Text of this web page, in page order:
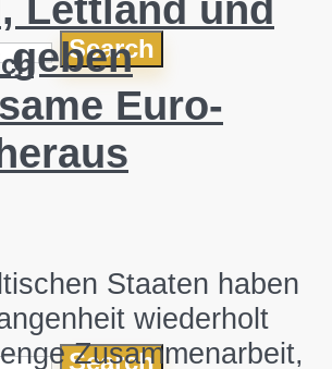
Search
Search
Lettland und
Euro-
Staaten haben
wiederholt
Zusammenarbeit,